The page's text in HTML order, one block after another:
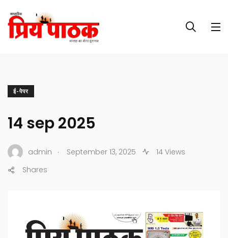
ई-पेपर
14 sep 2025
admin . September 13, 2025
14 Views
Shares